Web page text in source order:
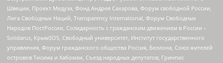
Швеции, Проект Медуза, Фонд Андрея Сахарова, Форум свободной России,
Лига Свободных Наций, Transparеncy International, Форум Свободных
Народов ПостРоссии, Солидарность с гражданским движением в России –
Solidarus, КрымSOS, Свободный университет, Институт государственного
управления, Форум гражданского общества Россия, Беллона, Союз жителей
островов Тисима и Хабомаи, Съезд народных депутатов, Гринпис